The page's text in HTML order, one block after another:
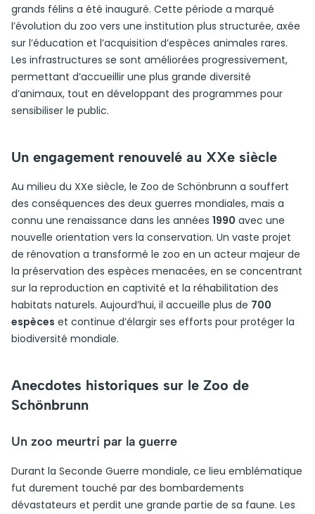
grands félins a été inauguré. Cette période a marqué
l’évolution du zoo vers une institution plus structurée, axée
sur l’éducation et l’acquisition d’espèces animales rares.
Les infrastructures se sont améliorées progressivement,
permettant d’accueillir une plus grande diversité
d’animaux, tout en développant des programmes pour
sensibiliser le public.
Un engagement renouvelé au XXe siècle
Au milieu du XXe siècle, le Zoo de Schönbrunn a souffert
des conséquences des deux guerres mondiales, mais a
connu une renaissance dans les années 1990 avec une
nouvelle orientation vers la conservation. Un vaste projet
de rénovation a transformé le zoo en un acteur majeur de
la préservation des espèces menacées, en se concentrant
sur la reproduction en captivité et la réhabilitation des
habitats naturels. Aujourd’hui, il accueille plus de 700
espèces et continue d’élargir ses efforts pour protéger la
biodiversité mondiale.
Anecdotes historiques sur le Zoo de
Schönbrunn
Un zoo meurtri par la guerre
Durant la Seconde Guerre mondiale, ce lieu emblématique
fut durement touché par des bombardements
dévastateurs et perdit une grande partie de sa faune. Les